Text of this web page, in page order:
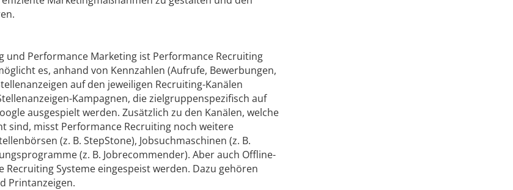
und Performance Marketing ist Performance Recruiting
es, anhand von Kennzahlen (Aufrufe, Bewerbungen,
auf den jeweiligen Recruiting-Kanälen
Kampagnen, die zielgruppenspezifisch auf
ausgespielt werden. Zusätzlich zu den Kanälen, welche
sind, misst Performance Recruiting noch weitere
(z. B. StepStone), Jobsuchmaschinen (z. B.
(z. B. Jobrecommender). Aber auch Offline-
Systeme eingespeist werden. Dazu gehören
Printanzeigen.